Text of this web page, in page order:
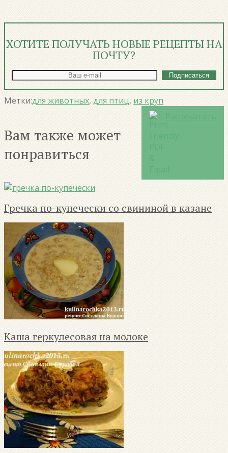
ХОТИТЕ ПОЛУЧАТЬ НОВЫЕ РЕЦЕПТЫ НА
ПОЧТУ?
Метки:для животных, для птиц, из круп
Вам также может
понравиться
Гречка по-купечески со свининой в казане
Каша геркулесовая на молоке